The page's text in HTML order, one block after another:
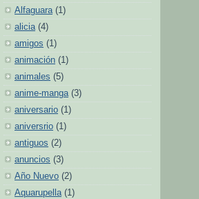
Alfaguara (1)
alicia (4)
amigos (1)
animación (1)
animales (5)
anime-manga (3)
aniversario (1)
aniversrio (1)
antiguos (2)
anuncios (3)
Año Nuevo (2)
Aquarupella (1)